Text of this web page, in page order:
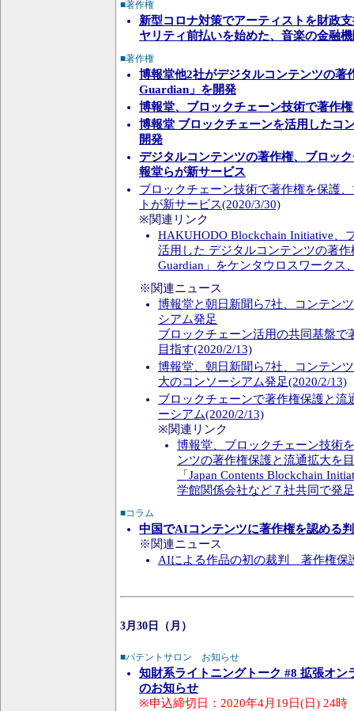
■著作権
新型コロナ対策でアーティストを財政
ヤリティ前払いを始めた、音楽の金融
■著作権
博報堂他2社がデジタルコンテンツの著
Guardian」を開発
博報堂、ブロックチェーン技術で著作
博報堂 ブロックチェーンを活用したコ
開発
デジタルコンテンツの著作権、ブロッ
報堂らが新サービス
ブロックチェーン技術で著作権を保護
トが新サービス(2020/3/30)
※関連リンク
HAKUHODO Blockchain Initiative、
活用した デジタルコンテンツの著
Guardian」をケンタウロスワークス
※関連ニュース
博報堂と朝日新聞ら7社、コンテン
シアム発足
ブロックチェーン活用の共同基盤で
目指す(2020/2/13)
博報堂、朝日新聞ら7社、コンテン
大のコンソーシアム発足(2020/2/13)
ブロックチェーンで著作権保護と流
ーシアム(2020/2/13)
※関連リンク
博報堂、ブロックチェーン技術
ンツの著作権保護と流通拡大を
「Japan Contents Blockchain
学館関係会社など７社共同で発足
■コラム
中国でAIコンテンツに著作権を認める
※関連ニュース
AIによる作品の初の裁判 著作権保
3月30日（月）
■パテントサロン お知らせ
知財系ライトニングトーク #8 拡張オ
のお知らせ
※申込締切日：2020年4月19日(日) 24時